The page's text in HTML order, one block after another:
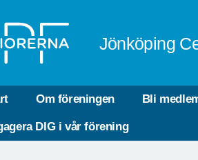
Jönköping
Om föreningen Bli
DIG i vår förening